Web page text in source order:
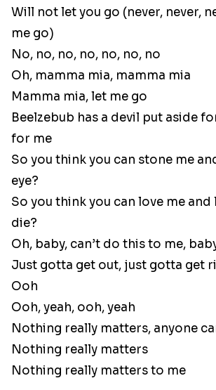
Will not let you go (never, never,
me go)
No, no, no, no, no, no, no
Oh, mamma mia, mamma mia
Mamma mia, let me go
Beelzebub has a devil put aside
for me
So you think you can stone me
eye?
So you think you can love me and
die?
Oh, baby, can’t do this to me,
Just gotta get out, just gotta get
Ooh
Ooh, yeah, ooh, yeah
Nothing really matters, anyone
Nothing really matters
Nothing really matters to me